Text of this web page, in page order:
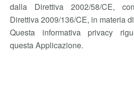
dalla Direttiva 2002/58/CE,
Direttiva 2009/136/CE, in materia
Questa informativa privacy
questa Applicazione.